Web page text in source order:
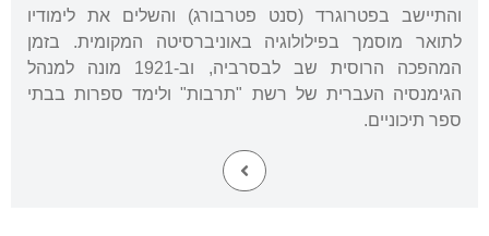
והתיישב בפטרוגרד (סנט פטרבורג) והשלים את לימודיו
לתואר מוסמך בפילולוגיה באוניברסיטה המקומית. בזמן
המהפכה הרוסית שב לבסרביה, וב-1921 מונה למנהל
הגימנסיה העברית של רשת "תרבות" ולימד ספרות בבתי
ספר תיכוניים.